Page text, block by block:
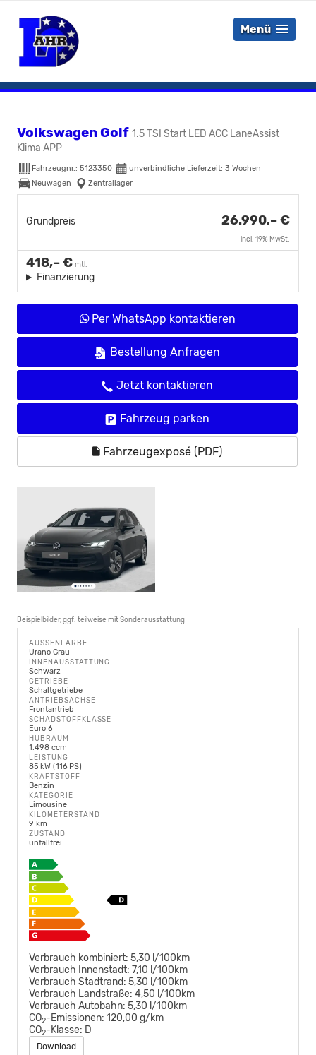
Menü
Volkswagen Golf 1.5 TSI Start LED ACC LaneAssist
Klima APP
Fahrzeugnr.: 5123350 unverbindliche Lieferzeit: 3 Wochen
Neuwagen
Zentrallager
Grundpreis 26.990,– €
incl. 19% MwSt.
418,– € mtl.
Finanzierung
Per WhatsApp kontaktieren
Bestellung Anfragen
Jetzt kontaktieren
Fahrzeug parken
Fahrzeugexposé (PDF)
Beispielbilder, ggf. teilweise mit Sonderausstattung
AUSSENFARBE
Urano Grau
INNENAUSSTATTUNG
Schwarz
GETRIEBE
Schaltgetriebe
ANTRIEBSACHSE
Frontantrieb
SCHADSTOFFKLASSE
Euro 6
HUBRAUM
1.498 ccm
LEISTUNG
85 kW (116 PS)
KRAFTSTOFF
Benzin
KATEGORIE
Limousine
KILOMETERSTAND
9 km
ZUSTAND
unfallfrei
Verbrauch kombiniert: 5,30 l/100km
Verbrauch Innenstadt: 7,10 l/100km
Verbrauch Stadtrand: 5,30 l/100km
Verbrauch Landstraße: 4,50 l/100km
Verbrauch Autobahn: 5,30 l/100km
CO2-Emissionen: 120,00 g/km
CO2-Klasse: D
Download